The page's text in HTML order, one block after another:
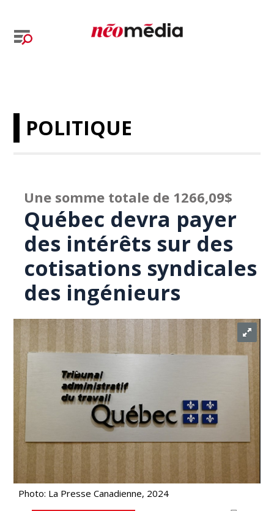
POLITIQUE
Une somme totale de 1266,09$
Québec devra payer
des intérêts sur des
cotisations syndicales
des ingénieurs
Photo: La Presse Canadienne, 2024